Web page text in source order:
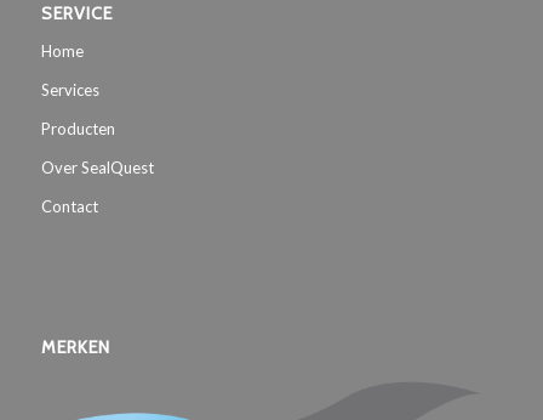
SERVICE
Home
Services
Producten
Over SealQuest
Contact
MERKEN